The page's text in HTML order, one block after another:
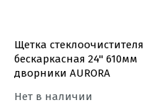
Щетка стеклоочистителя
бескаркасная 24'' 610мм
дворники AURORA
Нет в наличии